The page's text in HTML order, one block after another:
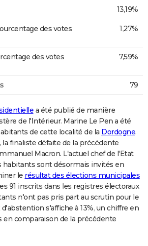
13,19%
des votes
1,27%
des votes
7,59%
79
a été publié de manière
de l'Intérieur. Marine Le Pen a été
de cette localité de la Dordogne.
la finaliste défaite de la précédente
Macron. L'actuel chef de l'Etat
habitants sont désormais invités en
le résultat des élections municipales
91 inscrits dans les registres électoraux
n'ont pas pris part au scrutin pour le
s'affiche à 13%, un chiffre en
en comparaison de la précédente